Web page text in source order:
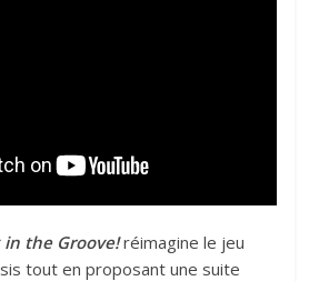
in the Groove!réimagine le jeu
tout en proposant une suite